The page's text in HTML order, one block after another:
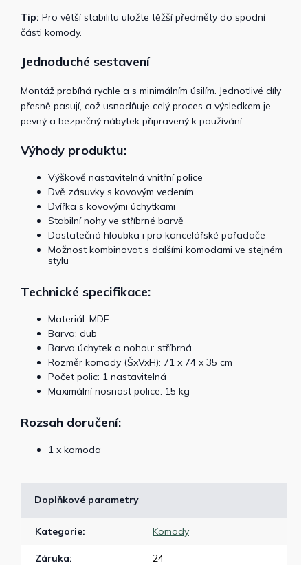
Tip: Pro větší stabilitu uložte těžší předměty do spodní
části komody.
Jednoduché sestavení
Montáž probíhá rychle a s minimálním úsilím. Jednotlivé díly
přesně pasují, což usnadňuje celý proces a výsledkem je
pevný a bezpečný nábytek připravený k používání.
Výhody produktu:
Výškově nastavitelná vnitřní police
Dvě zásuvky s kovovým vedením
Dvířka s kovovými úchytkami
Stabilní nohy ve stříbrné barvě
Dostatečná hloubka i pro kancelářské pořadače
Možnost kombinovat s dalšími komodami ve stejném
stylu
Technické specifikace:
Materiál: MDF
Barva: dub
Barva úchytek a nohou: stříbrná
Rozměr komody (ŠxVxH): 71 x 74 x 35 cm
Počet polic: 1 nastavitelná
Maximální nosnost police: 15 kg
Rozsah doručení:
1 x komoda
Doplňkové parametry
Kategorie: Komody
Záruka: 24